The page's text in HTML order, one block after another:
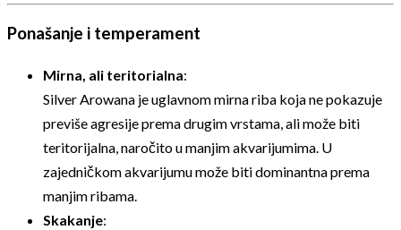
Ponašanje i temperament
Mirna, ali teritorialna:
Silver Arowana je uglavnom mirna riba koja ne pokazuje
previše agresije prema drugim vrstama, ali može biti
teritorijalna, naročito u manjim akvarijumima. U
zajedničkom akvarijumu može biti dominantna prema
manjim ribama.
Skakanje: